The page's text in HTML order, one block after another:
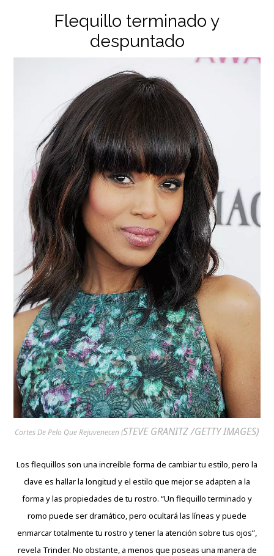
Flequillo terminado y
despuntado
Cortes De Pelo Que Rejuvenecen (STEVE GRANITZ /GETTY IMAGES)
Los flequillos son una increíble forma de cambiar tu estilo, pero la
clave es hallar la longitud y el estilo que mejor se adapten a la
forma y las propiedades de tu rostro. “Un flequillo terminado y
romo puede ser dramático, pero ocultará las líneas y puede
enmarcar totalmente tu rostro y tener la atención sobre tus ojos”,
revela Trinder. No obstante, a menos que poseas una manera de